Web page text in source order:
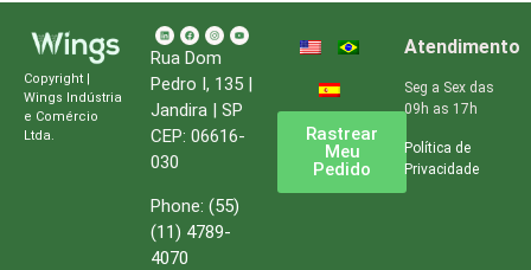
Copyright |
Wings Indústria
e Comércio
Ltda.
Rua Dom
Pedro I, 135 |
Jandira | SP
CEP: 06616-
030
Phone: (55)
(11) 4789-
4070
Rastrear
Meu
Pedido
Atendimento
Seg a Sex das
09h as 17h
Política de
Privacidade